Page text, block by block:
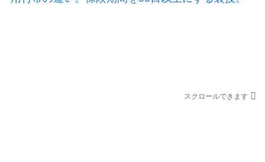
スクロールできます